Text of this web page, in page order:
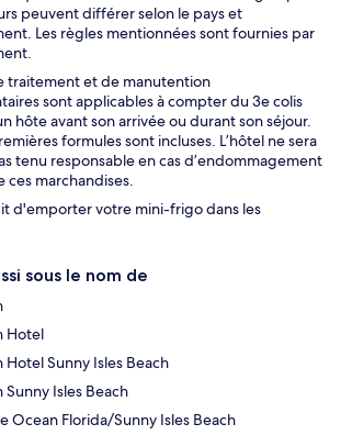
peuvent différer selon le pays et
Les règles mentionnées sont fournies par
traitement et de manutention
sont applicables à compter du 3e colis
hôte avant son arrivée ou durant son séjour.
formules sont incluses. L’hôtel ne sera
tenu responsable en cas d’endommagement
ces marchandises.
d'emporter votre mini-frigo dans les
sous le nom de
Hotel
Hotel Sunny Isles Beach
Sunny Isles Beach
Ocean Florida/Sunny Isles Beach